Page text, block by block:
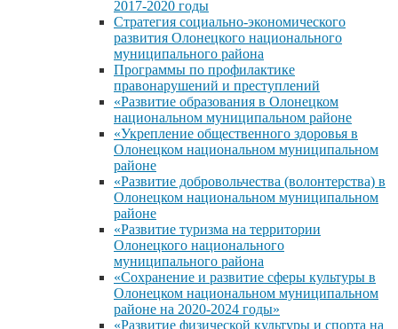
2017-2020 годы
Стратегия социально-экономического
развития Олонецкого национального
муниципального района
Программы по профилактике
правонарушений и преступлений
«Развитие образования в Олонецком
национальном муниципальном районе
«Укрепление общественного здоровья в
Олонецком национальном муниципальном
районе
«Развитие добровольчества (волонтерства) в
Олонецком национальном муниципальном
районе
«Развитие туризма на территории
Олонецкого национального
муниципального района
«Сохранение и развитие сферы культуры в
Олонецком национальном муниципальном
районе на 2020-2024 годы»
«Развитие физической культуры и спорта на